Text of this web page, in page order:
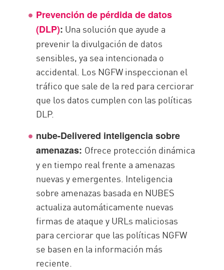
Prevención de pérdida de datos
(DLP): Una solución que ayude a
prevenir la divulgación de datos
sensibles, ya sea intencionada o
accidental. Los NGFW inspeccionan el
tráfico que sale de la red para cerciorar
que los datos cumplen con las políticas
DLP.
nube-Delivered inteligencia sobre
amenazas: Ofrece protección dinámica
y en tiempo real frente a amenazas
nuevas y emergentes. Inteligencia
sobre amenazas basada en NUBES
actualiza automáticamente nuevas
firmas de ataque y URLs maliciosas
para cerciorar que las políticas NGFW
se basen en la información más
reciente.